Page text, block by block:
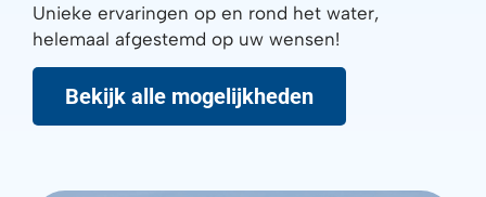
Unieke ervaringen op en rond het water,
helemaal afgestemd op uw wensen!
Bekijk alle mogelijkheden